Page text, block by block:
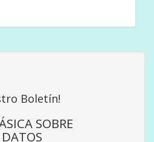
Boletín!
SOBRE